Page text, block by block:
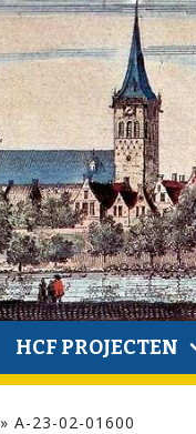
HCF PROJECTEN
» A-23-02-01600